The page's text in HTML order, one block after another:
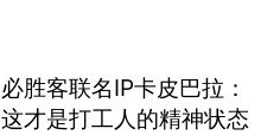
必胜客联名IP卡皮巴拉：
这才是打工人的精神状态